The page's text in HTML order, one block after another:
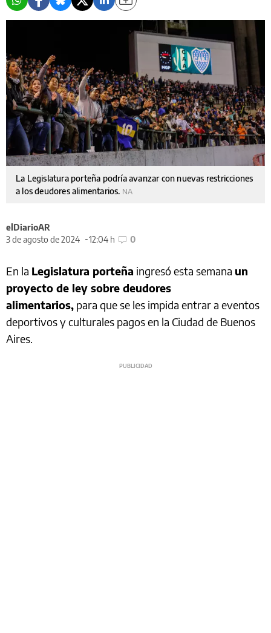
La Legislatura porteña podría avanzar con nuevas restricciones
a los deudores alimentarios. NA
elDiarioAR
3 de agosto de 2024
12:04 h 0
En la Legislatura porteña ingresó esta semana un
proyecto de ley sobre deudores
alimentarios, para que se les impida entrar a eventos
deportivos y culturales pagos en la Ciudad de Buenos
Aires.